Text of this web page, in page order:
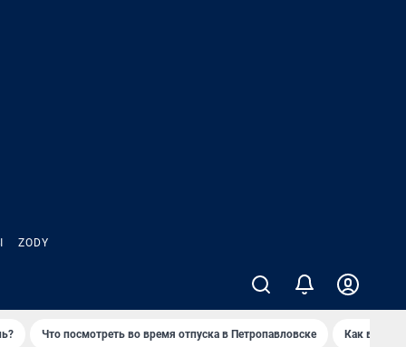
ZODY
Что посмотреть во время отпуска в Петропавловске Как